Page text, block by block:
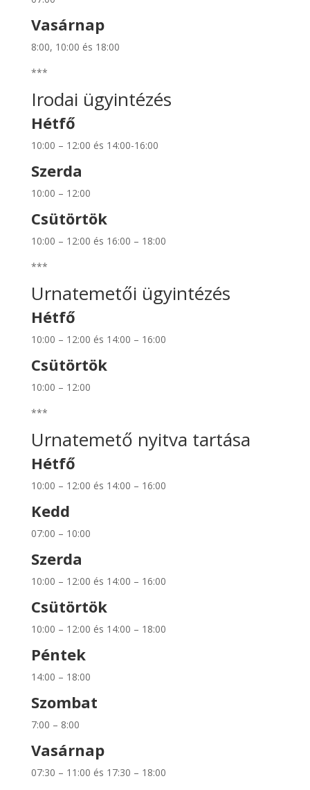
Vasárnap
8:00, 10:00 és 18:00
***
Irodai ügyintézés
Hétfő
10:00 – 12:00 és 14:00-16:00
Szerda
10:00 – 12:00
Csütörtök
10:00 – 12:00 és 16:00 – 18:00
***
Urnatemetői ügyintézés
Hétfő
10:00 – 12:00 és 14:00 – 16:00
Csütörtök
10:00 – 12:00
***
Urnatemető nyitva tartása
Hétfő
10:00 – 12:00 és 14:00 – 16:00
Kedd
07:00 – 10:00
Szerda
10:00 – 12:00 és 14:00 – 16:00
Csütörtök
10:00 – 12:00 és 14:00 – 18:00
Péntek
14:00 – 18:00
Szombat
7:00 – 8:00
Vasárnap
07:30 – 11:00 és 17:30 – 18:00